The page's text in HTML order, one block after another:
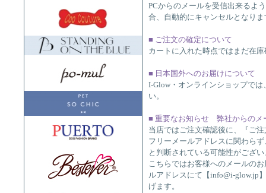
PCからのメールを受信出来るよ
合、自動的にキャンセルとなり
■ ご注文の確定について
カートに入れた時点ではまだ在
■ 日本国外へのお届けについて
I-Glow・オンラインショップで
い。
■ 重要なお知らせ 弊社からのメ
当店ではご注文確認後に、『ご
フリーメールアドレスに関わら
と判断されている可能性がござ
こちらではお客様へのメールの
ルアドレスにて【info@i-glow.jp
げます。